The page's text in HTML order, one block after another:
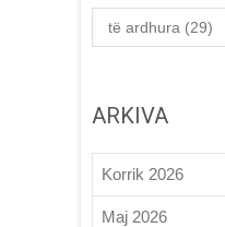
të ardhura (29)
ARKIVA
Korrik 2026
Maj 2026